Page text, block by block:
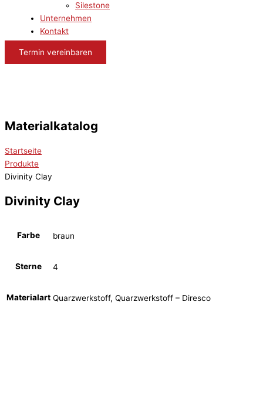
Silestone
Unternehmen
Kontakt
Termin vereinbaren
Materialkatalog
Startseite
Produkte
Divinity Clay
Divinity Clay
Farbe braun
Sterne 4
Materialart Quarzwerkstoff, Quarzwerkstoff – Diresco